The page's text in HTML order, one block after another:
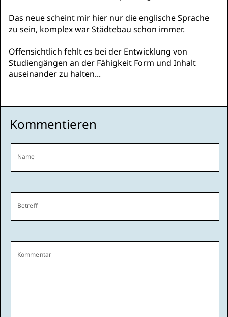
Das neue scheint mir hier nur die englische Sprache
zu sein, komplex war Städtebau schon immer.
Offensichtlich fehlt es bei der Entwicklung von
Studiengängen an der Fähigkeit Form und Inhalt
auseinander zu halten...
Kommentieren
Name
Betreff
Kommentar